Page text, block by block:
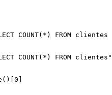
COUNT(*) FROM clientes
COUNT(*) FROM